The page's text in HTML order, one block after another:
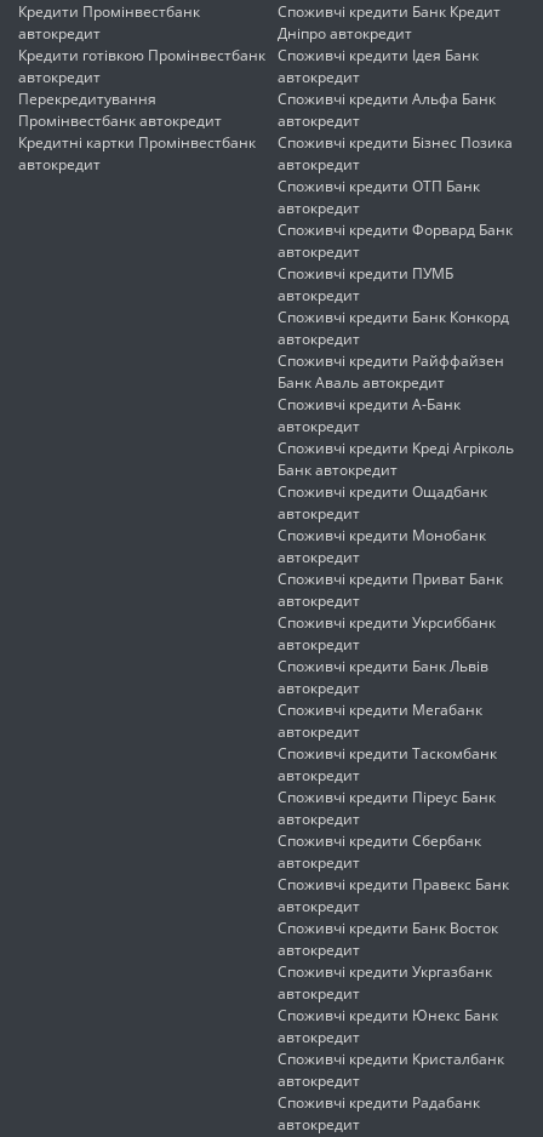
Кредити Промінвестбанк
автокредит
Кредити готівкою Промінвестбанк
автокредит
Перекредитування
Промінвестбанк автокредит
Кредитні картки Промінвестбанк
автокредит
Споживчі кредити Банк Кредит
Дніпро автокредит
Споживчі кредити Ідея Банк
автокредит
Споживчі кредити Альфа Банк
автокредит
Споживчі кредити Бізнес Позика
автокредит
Споживчі кредити ОТП Банк
автокредит
Споживчі кредити Форвард Банк
автокредит
Споживчі кредити ПУМБ
автокредит
Споживчі кредити Банк Конкорд
автокредит
Споживчі кредити Райффайзен
Банк Аваль автокредит
Споживчі кредити А-Банк
автокредит
Споживчі кредити Креді Агріколь
Банк автокредит
Споживчі кредити Ощадбанк
автокредит
Споживчі кредити Монобанк
автокредит
Споживчі кредити Приват Банк
автокредит
Споживчі кредити Укрсиббанк
автокредит
Споживчі кредити Банк Львів
автокредит
Споживчі кредити Мегабанк
автокредит
Споживчі кредити Таскомбанк
автокредит
Споживчі кредити Піреус Банк
автокредит
Споживчі кредити Сбербанк
автокредит
Споживчі кредити Правекс Банк
автокредит
Споживчі кредити Банк Восток
автокредит
Споживчі кредити Укргазбанк
автокредит
Споживчі кредити Юнекс Банк
автокредит
Споживчі кредити Кристалбанк
автокредит
Споживчі кредити Радабанк
автокредит